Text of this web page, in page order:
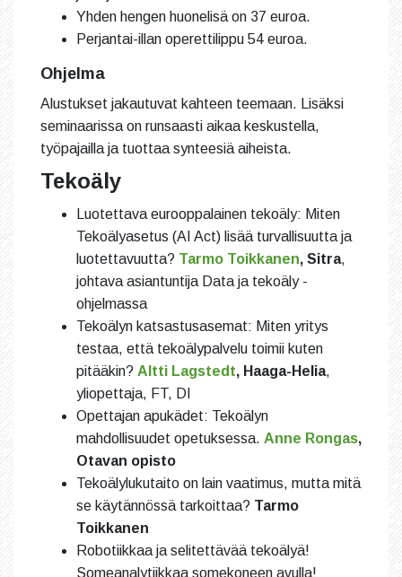
Yhden hengen huonelisä on 37 euroa.
Perjantai-illan operettilippu 54 euroa.
Ohjelma
Alustukset jakautuvat kahteen teemaan. Lisäksi
seminaarissa on runsaasti aikaa keskustella,
työpajailla ja tuottaa synteesiä aiheista.
Tekoäly
Luotettava eurooppalainen tekoäly: Miten
Tekoälyasetus (AI Act) lisää turvallisuutta ja
luotettavuutta? Tarmo Toikkanen, Sitra,
johtava asiantuntija Data ja tekoäly -
ohjelmassa
Tekoälyn katsastusasemat: Miten yritys
testaa, että tekoälypalvelu toimii kuten
pitääkin? Altti Lagstedt, Haaga-Helia,
yliopettaja, FT, DI
Opettajan apukädet: Tekoälyn
mahdollisuudet opetuksessa. Anne Rongas,
Otavan opisto
Tekoälylukutaito on lain vaatimus, mutta mitä
se käytännössä tarkoittaa? Tarmo
Toikkanen
Robotiikkaa ja selitettävää tekoälyä!
Someanalytiikkaa somekoneen avulla!